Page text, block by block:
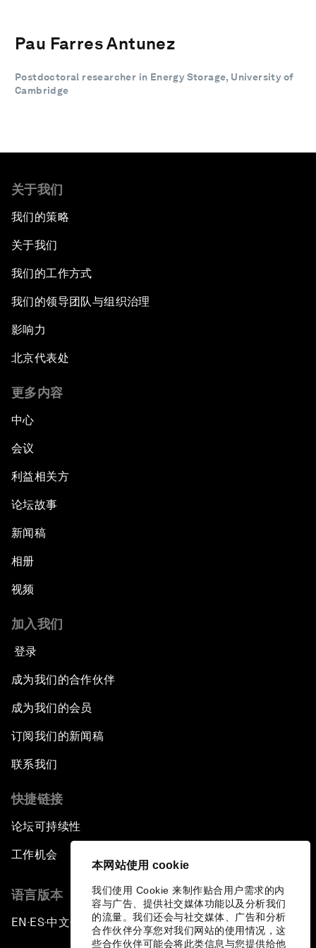
本网站使用 cookie
我们使用 Cookie 来制作贴合用户需求的内
容与广告、提供社交媒体功能以及分析我们
的流量。我们还会与社交媒体、广告和分析
合作伙伴分享您对我们网站的使用情况，这
些合作伙伴可能会将此类信息与您提供给他
Pau Farres Antunez
Postdoctoral researcher in Energy Storage, University of
Cambridge
关于我们
我们的策略
关于我们
我们的工作方式
我们的领导团队与组织治理
影响力
北京代表处
更多内容
中心
会议
利益相关方
论坛故事
新闻稿
相册
视频
加入我们
登录
成为我们的合作伙伴
成为我们的会员
订阅我们的新闻稿
联系我们
快捷链接
论坛可持续性
工作机会
语言版本
EN ▪ES▪中文▪ 日本語